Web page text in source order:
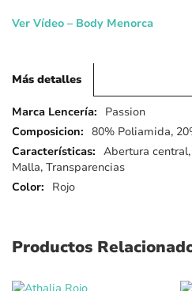
Ver Vídeo – Body Menorca
Más detalles
Más
detalles
Passion
80% Poliamida,
Abertura
Malla, Transparencias
Rojo
Productos